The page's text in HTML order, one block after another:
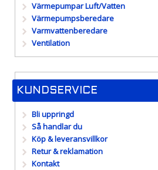
Värmepumpar Luft/Vatten
Värmepumpsberedare
Varmvattenberedare
Ventilation
KUNDSERVICE
Bli uppringd
Så handlar du
Köp & leveransvillkor
Retur & reklamation
Kontakt